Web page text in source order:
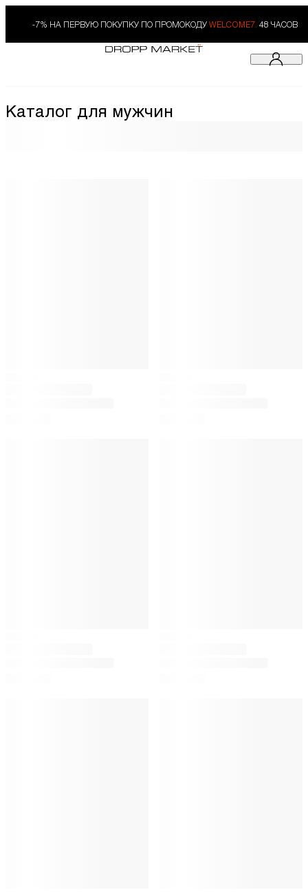
-7% НА ПЕРВУЮ ПОКУПКУ ПО ПРОМОКОДУ WELCOME7. 48 ЧАСОВ
Каталог для мужчин